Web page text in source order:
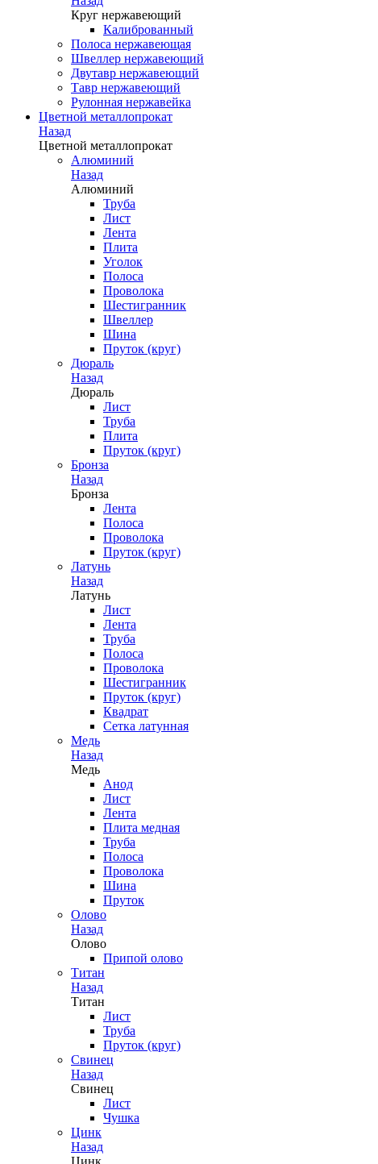
Круг нержавеющий
Калиброванный
Полоса нержавеющая
Швеллер нержавеющий
Двутавр нержавеющий
Тавр нержавеющий
Рулонная нержавейка
Цветной металлопрокат
Назад
Цветной металлопрокат
Алюминий
Назад
Алюминий
Труба
Лист
Лента
Плита
Уголок
Полоса
Проволока
Шестигранник
Швеллер
Шина
Пруток (круг)
Дюраль
Назад
Дюраль
Лист
Труба
Плита
Пруток (круг)
Бронза
Назад
Бронза
Лента
Полоса
Проволока
Пруток (круг)
Латунь
Назад
Латунь
Лист
Лента
Труба
Полоса
Проволока
Шестигранник
Пруток (круг)
Квадрат
Сетка латунная
Медь
Назад
Медь
Анод
Лист
Лента
Плита медная
Труба
Полоса
Проволока
Шина
Пруток
Олово
Назад
Олово
Припой олово
Титан
Назад
Титан
Лист
Труба
Пруток (круг)
Свинец
Назад
Свинец
Лист
Чушка
Цинк
Назад
Цинк